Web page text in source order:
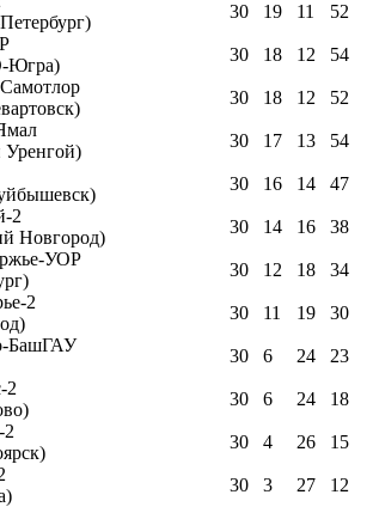
30 19 11 52
30 18 12 54
30 18 12 52
30 17 13 54
30 16 14 47
2
Новгород)
30 14 16 38
УОР
30 12 18 34
2
30 11 19 30
БашГАУ
30 6 24 23
2
30 6 24 18
2
30 4 26 15
30 3 27 12